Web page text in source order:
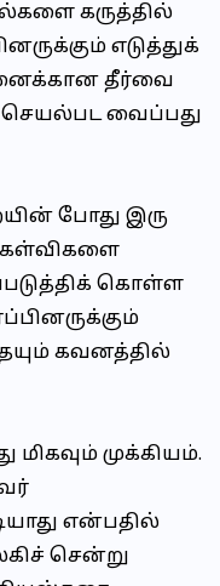
கருத்தில்
எடுத்துக்
தீர்வை
வைப்பது
போது இரு
கொள்ள
கவனத்தில்
மிகவும் முக்கியம்.
என்பதில்
சென்று